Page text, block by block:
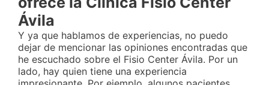
Ávila
Y ya que hablamos de experiencias, no puedo
dejar de mencionar las opiniones encontradas que
he escuchado sobre el Fisio Center Ávila. Por un
lado, hay quien tiene una experiencia